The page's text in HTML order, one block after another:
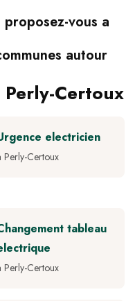
vous a
autour
Perly-Certoux
electricien
Perly-Certoux
tableau
Perly-Certoux